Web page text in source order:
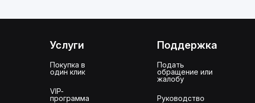
Услуги
Покупка в
один клик
VIP-
программа
Поддержка
Подать
обращение или
жалобу
Руководство